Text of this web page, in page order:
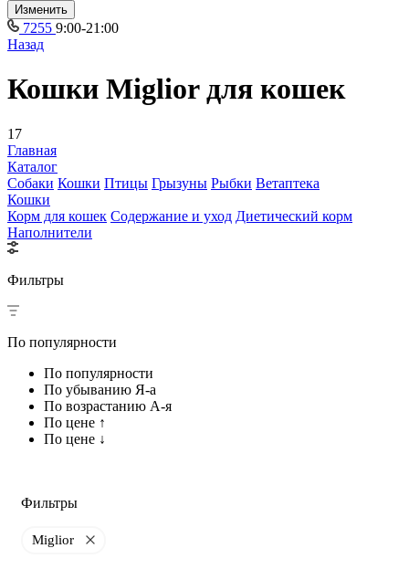
Изменить
7255 9:00-21:00
Назад
Кошки Miglior для кошек
17
Главная
Каталог
Собаки Кошки Птицы Грызуны Рыбки Ветаптека
Кошки
Корм для кошек Содержание и уход Диетический корм
Наполнители
Фильтры
По популярности
По популярности
По убыванию Я-а
По возрастанию А-я
По цене ↑
По цене ↓
Фильтры
Miglior